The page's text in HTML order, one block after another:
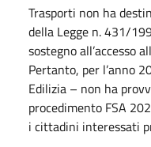
Trasporti non ha
della Legge n. 431/
sostegno all’accesso
Pertanto, per l’anno
Edilizia – non ha
procedimento FSA
i cittadini interessati